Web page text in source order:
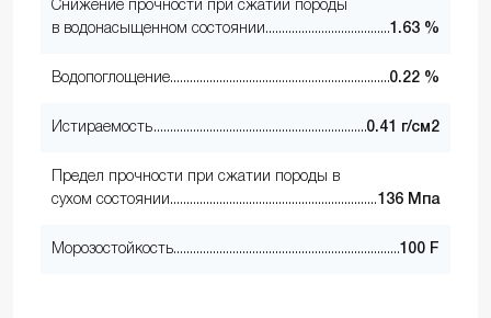
Снижение прочности при сжатии породы
в водонасыщенном состоянии
1.63 %
Водопоглощение 0.22 %
Истираемость 0.41 г/см2
Предел прочности при сжатии породы в
сухом состоянии
136 Мпа
Морозостойкость 100 F